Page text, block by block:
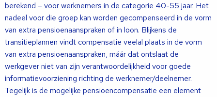
berekend – voor werknemers in de categorie 40-55 jaar. Het
nadeel voor die groep kan worden gecompenseerd in de vorm
van extra pensioenaanspraken of in loon. Blijkens de
transitieplannen vindt compensatie veelal plaats in de vorm
van extra pensioenaanspraken, máár dat ontslaat de
werkgever niet van zijn verantwoordelijkheid voor goede
informatievoorziening richting de werknemer/deelnemer.
Tegelijk is de mogelijke pensioencompensatie een element